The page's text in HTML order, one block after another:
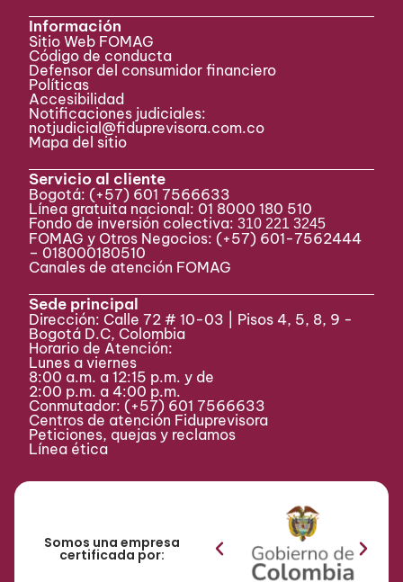
Información
Sitio Web FOMAG
Código de conducta
Defensor del consumidor financiero
Políticas
Accesibilidad
Notificaciones judiciales:
notjudicial@fiduprevisora.com.co
Mapa del sitio
Servicio al cliente
Bogotá: (+57) 601 7566633
Línea gratuita nacional: 01 8000 180 510
Fondo de inversión colectiva:310 221 3245
FOMAG y Otros Negocios: (+57) 601-7562444
– 018000180510
Canales de atención FOMAG
Sede principal
Dirección: Calle 72 # 10-03 | Pisos 4, 5, 8, 9 -
Bogotá D.C, Colombia
Horario de Atención:
Lunes a viernes
8:00 a.m. a 12:15 p.m. y de
2:00 p.m. a 4:00 p.m.
Conmutador: (+57) 601 7566633
Centros de atención Fiduprevisora
Peticiones, quejas y reclamos
Línea ética
Somos una empresa
certificada por: